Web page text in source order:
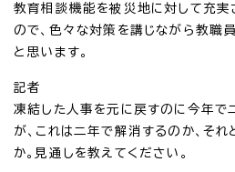
教育相談機能を被災地に対して充実
ので、色々な対策を講じながら教職
と思います。
記者
凍結した人事を元に戻すのに今年で
が、これは二年で解消するのか、そ
か。見通しを教えてください。